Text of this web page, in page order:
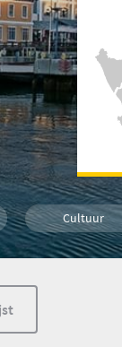
Cultuur
Kaapstad